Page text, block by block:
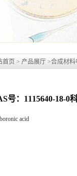
首页 > 产品展厅 >合成材料
号：1115640-18-0
acid